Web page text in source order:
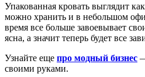
Упакованная кровать выглядит
можно хранить и в небольшом
время все больше завоевывает
ясна, а значит теперь будет все
Узнайте еще про модный бизнес
своими руками.